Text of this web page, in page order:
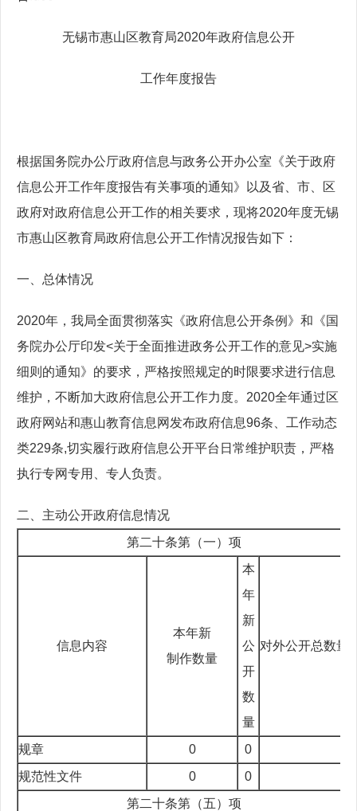
无锡市惠山区教育局2020年政府信息公开
工作年度报告
根据国务院办公厅政府信息与政务公开办公室《关于政府
信息公开工作年度报告有关事项的通知》以及省、市、区
政府对政府信息公开工作的相关要求，现将2020年度无锡
市惠山区教育局政府信息公开工作情况报告如下：
一、总体情况
2020年，我局全面贯彻落实《政府信息公开条例》和《国
务院办公厅印发<关于全面推进政务公开工作的意见>实施
细则的通知》的要求，严格按照规定的时限要求进行信息
维护，不断加大政府信息公开工作力度。2020全年通过区
政府网站和惠山教育信息网发布政府信息96条、工作动态
类229条,切实履行政府信息公开平台日常维护职责，严格
执行专网专用、专人负责。
二、主动公开政府信息情况
第二十条第（一）项
信息内容
本年新
制作数量
本
年
新
公
开
数
量
对外公开总数量
规章 0
0
规范性文件
0
0
第二十条第（五）项